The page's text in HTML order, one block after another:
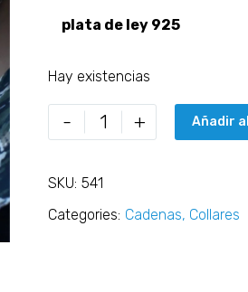
plata de ley 925
Hay existencias
- + Añadir
SKU: 541
Categories: Cadenas, Collares